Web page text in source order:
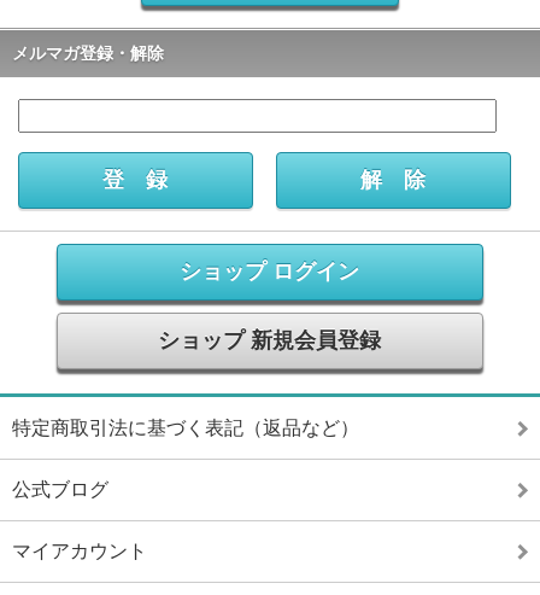
メルマガ登録・解除
ショップ ログイン
ショップ 新規会員登録
特定商取引法に基づく表記（返品など）
公式ブログ
マイアカウント